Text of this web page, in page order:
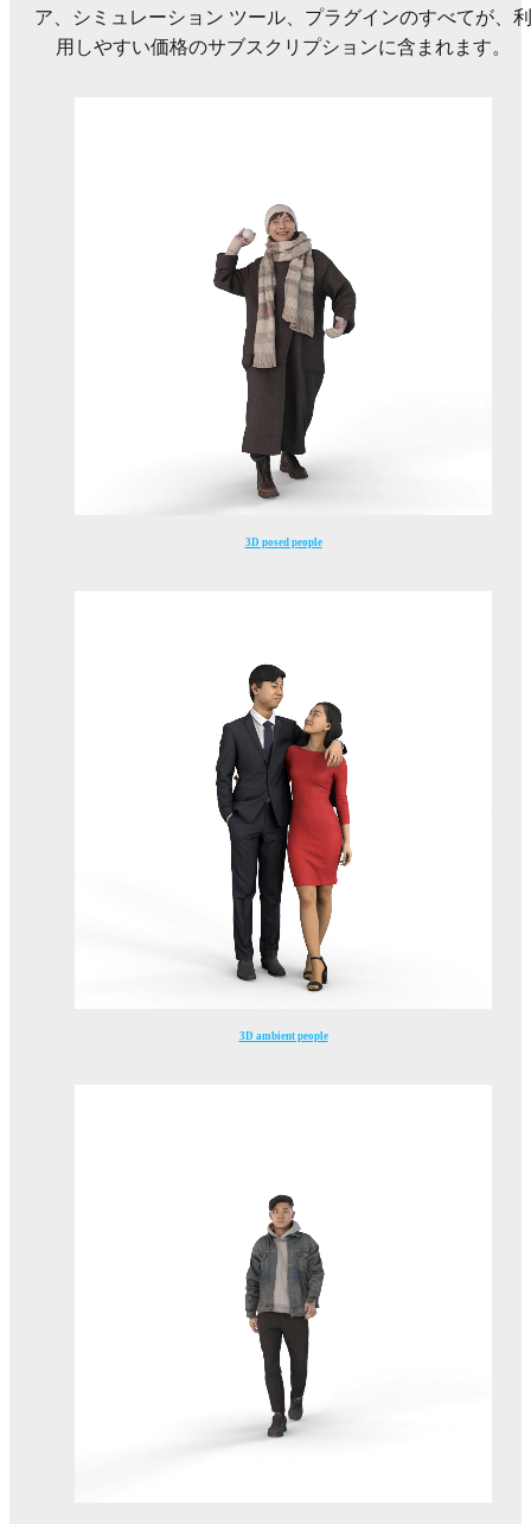
ア、シミュレーション ツール、プラグインのすべてが、利
用しやすい価格のサブスクリプションに含まれます。
3D posed people
3D ambient people